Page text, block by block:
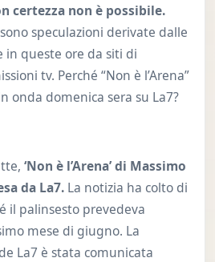
certezza non è possibile.
speculazioni derivate dalle
in queste ore da siti di
tv. Perché “Non è l’Arena”
onda domenica sera su La7?
‘Non è l’Arena’ di Massimo
da La7. La notizia ha colto di
il palinsesto prevedeva
mese di giugno. La
La7 è stata comunicata